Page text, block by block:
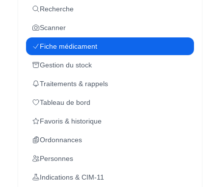
Recherche
Scanner
Fiche médicament
Gestion du stock
Traitements & rappels
Tableau de bord
Favoris & historique
Ordonnances
Personnes
Indications & CIM-11